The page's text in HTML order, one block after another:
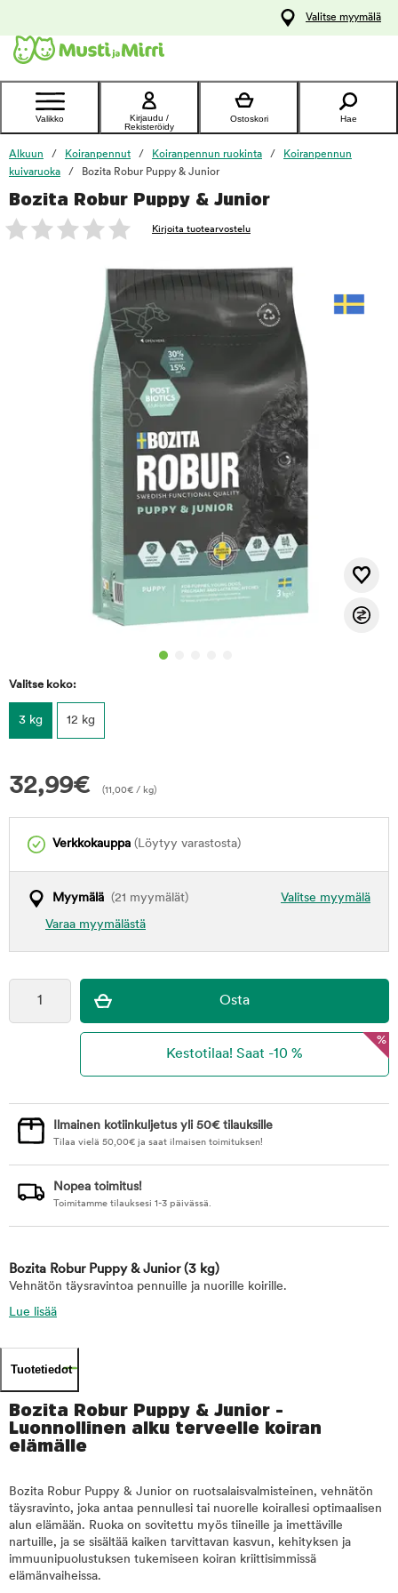
Ota yhteyttä
asiakaspalveluun
Valitse myymälä
Valikko
Kirjaudu /
Rekisteröidy
Ostoskori Hae
Alkuun Koiranpennut Koiranpennun ruokinta
Koiranpennun
kuivaruoka
Bozita Robur Puppy & Junior
Bozita Robur Puppy & Junior
Kirjoita tuotearvostelu
Valitse koko:
3 kg 12 kg
32,99€ (11,00€ / kg)
Verkkokauppa (Löytyy varastosta)
Valitse myymälä
Myymälä (21 myymälät)
Varaa myymälästä
foo
%
Ilmainen kotiinkuljetus yli 50€ tilauksille
Tilaa vielä 50,00€ ja saat ilmaisen toimituksen!
Nopea toimitus!
Toimitamme tilauksesi 1-3 päivässä.
Bozita Robur Puppy & Junior (3 kg)
Vehnätön täysravintoa pennuille ja nuorille koirille.
Lue lisää
Tuotetiedot
Bozita Robur Puppy & Junior -
Luonnollinen alku terveelle koiran
elämälle
Bozita Robur Puppy & Junior on ruotsalaisvalmisteinen, vehnätön
täysravinto, joka antaa pennullesi tai nuorelle koirallesi optimaalisen
alun elämään. Ruoka on sovitettu myös tiineille ja imettäville
nartuille, ja se sisältää kaiken tarvittavan kasvun, kehityksen ja
immuunipuolustuksen tukemiseen koiran kriittisimmissä
elämänvaiheissa.